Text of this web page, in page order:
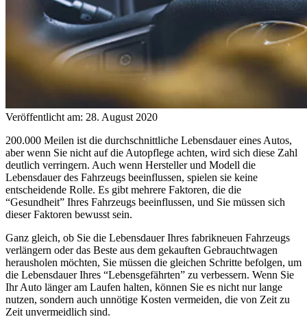
Veröffentlicht am: 28. August 2020
200.000 Meilen ist die durchschnittliche Lebensdauer eines Autos,
aber wenn Sie nicht auf die Autopflege achten, wird sich diese Zahl
deutlich verringern. Auch wenn Hersteller und Modell die
Lebensdauer des Fahrzeugs beeinflussen, spielen sie keine
entscheidende Rolle. Es gibt mehrere Faktoren, die die
“Gesundheit” Ihres Fahrzeugs beeinflussen, und Sie müssen sich
dieser Faktoren bewusst sein.
Ganz gleich, ob Sie die Lebensdauer Ihres fabrikneuen Fahrzeugs
verlängern oder das Beste aus dem gekauften Gebrauchtwagen
herausholen möchten, Sie müssen die gleichen Schritte befolgen, um
die Lebensdauer Ihres “Lebensgefährten” zu verbessern. Wenn Sie
Ihr Auto länger am Laufen halten, können Sie es nicht nur lange
nutzen, sondern auch unnötige Kosten vermeiden, die von Zeit zu
Zeit unvermeidlich sind.